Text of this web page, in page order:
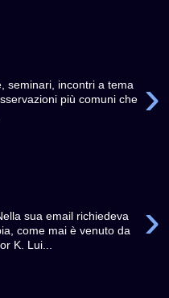
›
seminari, incontri a tema
più comuni che
›
sua email richiedeva
come mai è venuto da
K. Lui...